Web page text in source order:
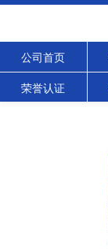
公司首页
荣誉认证